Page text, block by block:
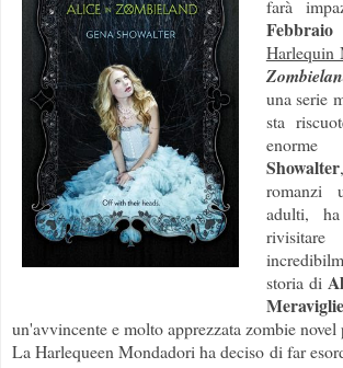
farà
Febbraio
Harlequin
una serie
sta
enorme
Showalter
romanzi
adulti,
storia di
Meraviglie
un'avvincente e molto apprezzata zombie novel
La Harlequeen Mondadori ha deciso di far